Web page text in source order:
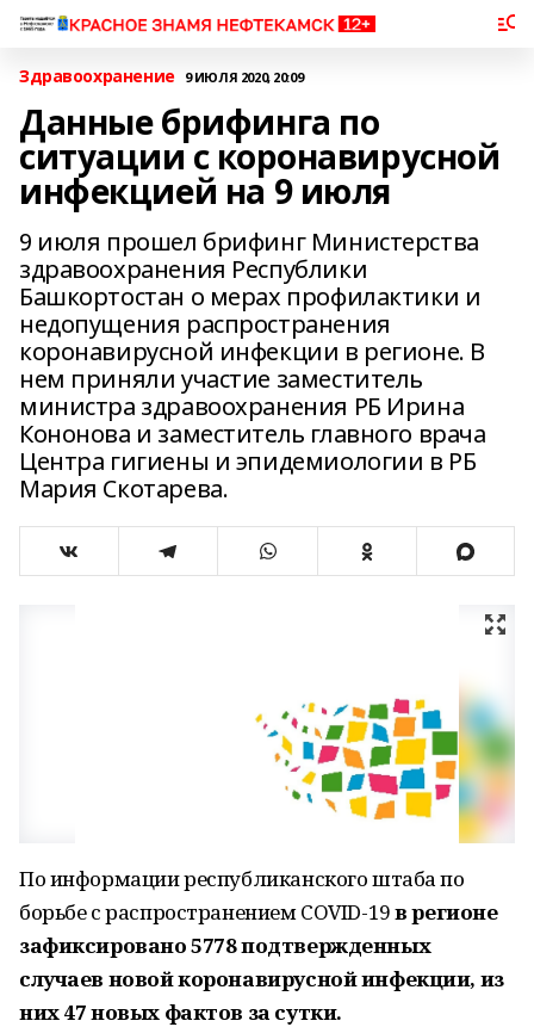
Здравоохранение 9 ИЮЛЯ 2020, 20:09
Данные брифинга по
ситуации с коронавирусной
инфекцией на 9 июля
9 июля прошел брифинг Министерства
здравоохранения Республики
Башкортостан о мерах профилактики и
недопущения распространения
коронавирусной инфекции в регионе. В
нем приняли участие заместитель
министра здравоохранения РБ Ирина
Кононова и заместитель главного врача
Центра гигиены и эпидемиологии в РБ
Мария Скотарева.
По информации республиканского штаба по
борьбе с распространением COVID-19в регионе
зафиксировано 5778 подтвержденных
случаев новой коронавирусной инфекции, из
них 47 новых фактов за сутки.